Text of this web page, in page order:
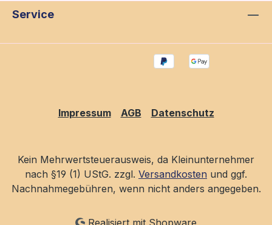
Service
Impressum AGB Datenschutz
Kein Mehrwertsteuerausweis, da Kleinunternehmer
nach §19 (1) UStG. zzgl. Versandkosten und ggf.
Nachnahmegebühren, wenn nicht anders angegeben.